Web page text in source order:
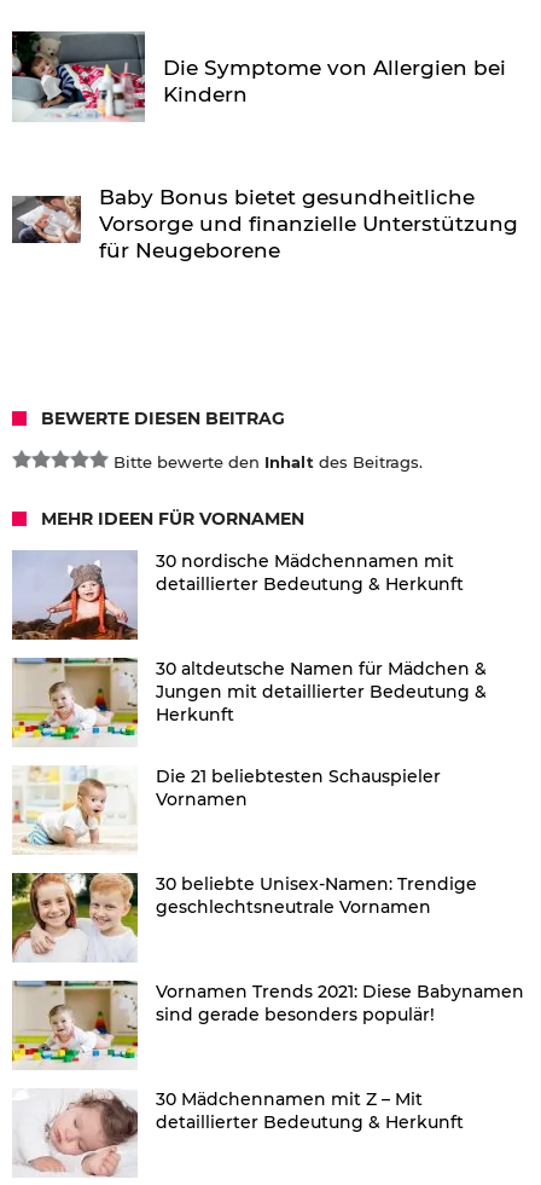
Die Symptome von Allergien bei
Kindern
Baby Bonus bietet gesundheitliche
Vorsorge und finanzielle Unterstützung
für Neugeborene
BEWERTE DIESEN BEITRAG
Bitte bewerte den Inhalt des Beitrags.
MEHR IDEEN FÜR VORNAMEN
30 nordische Mädchennamen mit
detaillierter Bedeutung & Herkunft
30 altdeutsche Namen für Mädchen &
Jungen mit detaillierter Bedeutung &
Herkunft
Die 21 beliebtesten Schauspieler
Vornamen
30 beliebte Unisex-Namen: Trendige
geschlechtsneutrale Vornamen
Vornamen Trends 2021: Diese Babynamen
sind gerade besonders populär!
30 Mädchennamen mit Z – Mit
detaillierter Bedeutung & Herkunft